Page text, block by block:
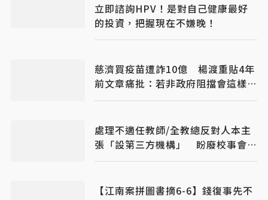
立即諮詢HPV！是對自己健康最好
的投資，把握現在不嫌晚！
慈濟買疫苗遭詐10億 楊渡重貼4年
前文章痛批：若非政府阻擋會這樣
嗎？
處理不適任教師/全教總反對人本主
張「設第三方機構」 盼廢校事會
議、案件分流
【江南案拼圖書摘6-6】錢復事先不